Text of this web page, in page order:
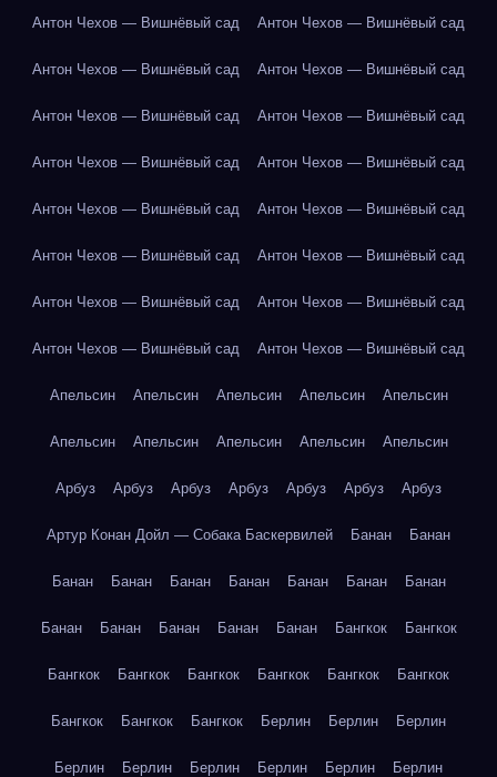
Антон Чехов — Вишнёвый сад Антон Чехов — Вишнёвый сад
Антон Чехов — Вишнёвый сад Антон Чехов — Вишнёвый сад
Антон Чехов — Вишнёвый сад Антон Чехов — Вишнёвый сад
Антон Чехов — Вишнёвый сад Антон Чехов — Вишнёвый сад
Антон Чехов — Вишнёвый сад Антон Чехов — Вишнёвый сад
Антон Чехов — Вишнёвый сад Антон Чехов — Вишнёвый сад
Антон Чехов — Вишнёвый сад Антон Чехов — Вишнёвый сад
Антон Чехов — Вишнёвый сад Антон Чехов — Вишнёвый сад
Апельсин Апельсин Апельсин Апельсин Апельсин
Апельсин Апельсин Апельсин Апельсин Апельсин
Арбуз Арбуз Арбуз Арбуз Арбуз Арбуз Арбуз
Артур Конан Дойл — Собака Баскервилей Банан Банан
Банан Банан Банан Банан Банан Банан Банан
Банан Банан Банан Банан Банан Бангкок Бангкок
Бангкок Бангкок Бангкок Бангкок Бангкок Бангкок
Бангкок Бангкок Бангкок Берлин Берлин Берлин
Берлин Берлин Берлин Берлин Берлин Берлин